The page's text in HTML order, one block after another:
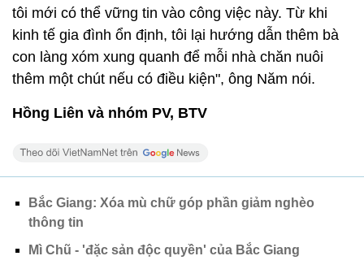
tôi mới có thể vững tin vào công việc này. Từ khi
kinh tế gia đình ổn định, tôi lại hướng dẫn thêm bà
con làng xóm xung quanh để mỗi nhà chăn nuôi
thêm một chút nếu có điều kiện", ông Năm nói.
Hồng Liên và nhóm PV, BTV
Bắc Giang: Xóa mù chữ góp phần giảm nghèo
thông tin
Mì Chũ - 'đặc sản độc quyền' của Bắc Giang